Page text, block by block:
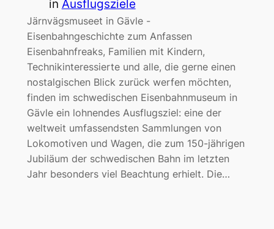
in Ausflugsziele
Järnvägsmuseet in Gävle -
Eisenbahngeschichte zum Anfassen
Eisenbahnfreaks, Familien mit Kindern,
Technikinteressierte und alle, die gerne einen
nostalgischen Blick zurück werfen möchten,
finden im schwedischen Eisenbahnmuseum in
Gävle ein lohnendes Ausflugsziel: eine der
weltweit umfassendsten Sammlungen von
Lokomotiven und Wagen, die zum 150-jährigen
Jubiläum der schwedischen Bahn im letzten
Jahr besonders viel Beachtung erhielt. Die…